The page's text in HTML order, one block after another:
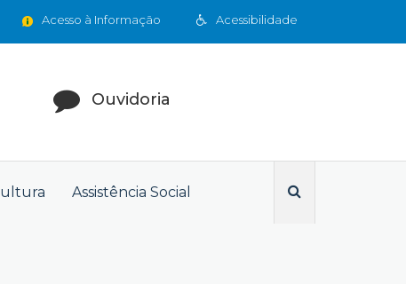
Acessibilidade
Acesso à Informação
Ouvidoria
Assistência Social